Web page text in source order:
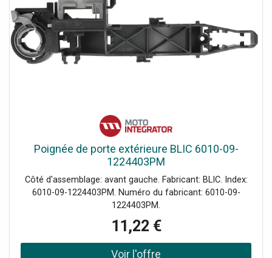
Poignée de porte extérieure BLIC 6010-09-
1224403PM
Côté d'assemblage: avant gauche. Fabricant: BLIC. Index:
6010-09-1224403PM. Numéro du fabricant: 6010-09-
1224403PM.
11,22 €